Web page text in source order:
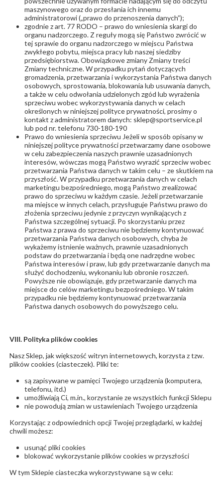
maszynowego oraz do przesłania ich innemu
administratorowi („prawo do przenoszenia danych”);
zgodnie z art. 77 RODO – prawo do wniesienia skargi do
organu nadzorczego. Z reguły mogą się Państwo zwrócić w
tej sprawie do organu nadzorczego w miejscu Państwa
zwykłego pobytu, miejsca pracy lub naszej siedziby
przedsiębiorstwa. Obowiązkowe zmiany Zmiany treści
Zmiany techniczne. W przypadku pytań dotyczących
gromadzenia, przetwarzania i wykorzystania Państwa danych
osobowych, sprostowania, blokowania lub usuwania danych,
a także w celu odwołania udzielonych zgód lub wyrażenia
sprzeciwu wobec wykorzystywania danych w celach
określonych w niniejszej polityce prywatności, prosimy o
kontakt z administratorem danych: sklep@sportservice.pl
lub pod nr. telefonu 730-180-190
Prawo do wniesienia sprzeciwu Jeżeli w sposób opisany w
niniejszej polityce prywatności przetwarzamy dane osobowe
w celu zabezpieczenia naszych prawnie uzasadnionych
interesów, wówczas mogą Państwo wyrazić sprzeciw wobec
przetwarzania Państwa danych w takim celu – ze skutkiem na
przyszłość. W przypadku przetwarzania danych w celach
marketingu bezpośredniego, mogą Państwo zrealizować
prawo do sprzeciwu w każdym czasie. Jeżeli przetwarzanie
ma miejsce w innych celach, przysługuje Państwu prawo do
złożenia sprzeciwu jedynie z przyczyn wynikających z
Państwa szczególnej sytuacji. Po skorzystaniu przez
Państwa z prawa do sprzeciwu nie będziemy kontynuować
przetwarzania Państwa danych osobowych, chyba że
wykażemy istnienie ważnych, prawnie uzasadnionych
podstaw do przetwarzania i będą one nadrzędne wobec
Państwa interesów i praw, lub gdy przetwarzanie danych ma
służyć dochodzeniu, wykonaniu lub obronie roszczeń.
Powyższe nie obowiązuje, gdy przetwarzanie danych ma
miejsce do celów marketingu bezpośredniego. W takim
przypadku nie będziemy kontynuować przetwarzania
Państwa danych osobowych do powyższego celu.
VIII. Polityka plików cookies
Nasz Sklep, jak większość witryn internetowych, korzysta z tzw.
plików cookies (ciasteczek). Pliki te:
są zapisywane w pamięci Twojego urządzenia (komputera,
telefonu, itd.)
umożliwiają Ci, m.in., korzystanie ze wszystkich funkcji Sklepu
nie powodują zmian w ustawieniach Twojego urządzenia
Korzystając z odpowiednich opcji Twojej przeglądarki, w każdej
chwili możesz:
usunąć pliki cookies
blokować wykorzystanie plików cookies w przyszłości
W tym Sklepie ciasteczka wykorzystywane są w celu: